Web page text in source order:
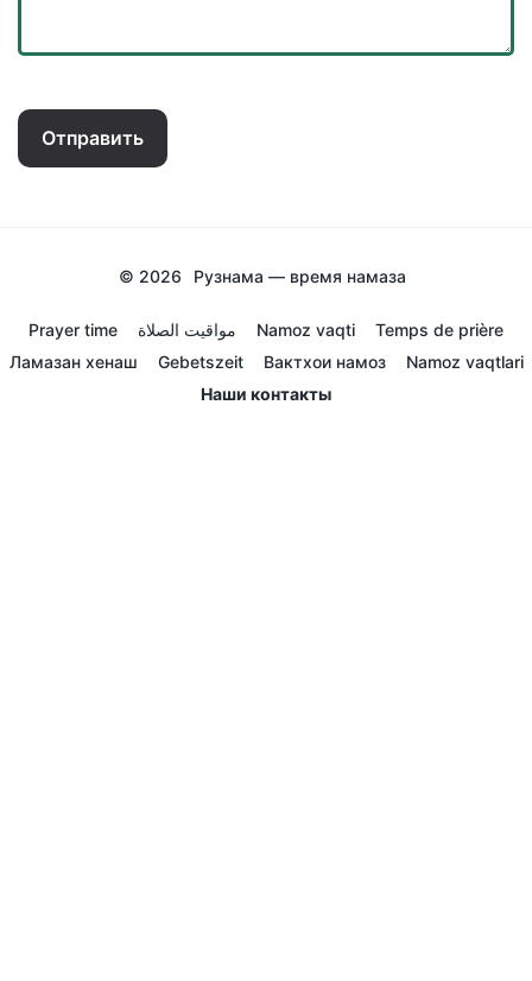
Отправить
© 2026 Рузнама — время намаза
Prayer time مواقيت الصلاة Namoz vaqti
Temps de prière
Ламазан хенаш
Gebetszeit Вактхои намоз
Namoz vaqtlari
Наши контакты